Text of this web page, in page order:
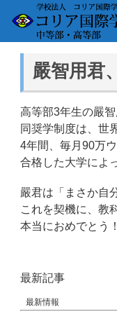
嚴智用君
高等部3年生の嚴
同奨学制度は、世
4年間、毎月90万
合格した大学によ
嚴君は「まさか自
これを契機に、教
本当におめでとう！
最新記事
最新情報